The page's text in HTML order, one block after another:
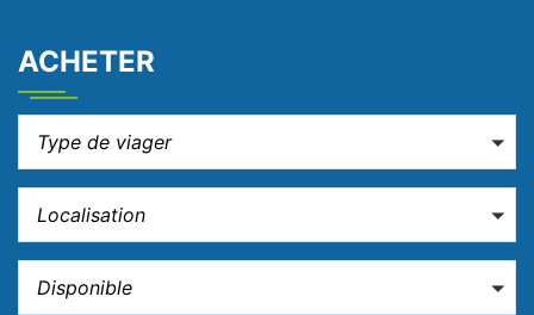
ACHETER
Type de viager
Localisation
Disponible